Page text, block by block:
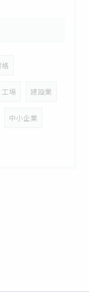
工場 建設業
中小企業